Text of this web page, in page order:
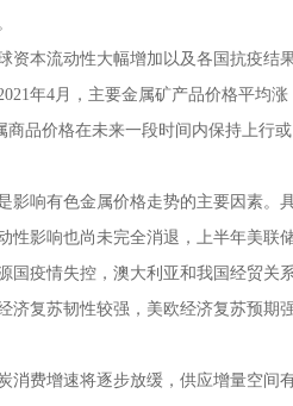
本流动性大幅增加以及各国抗疫结
年4月，主要金属矿产品价格平均涨
商品价格在未来一段时间内保持上行或
响有色金属价格走势的主要因素。
性影响也尚未完全消退，上半年美联
国疫情失控，澳大利亚和我国经贸关
济复苏韧性较强，美欧经济复苏预期
费增速将逐步放缓，供应增量空间